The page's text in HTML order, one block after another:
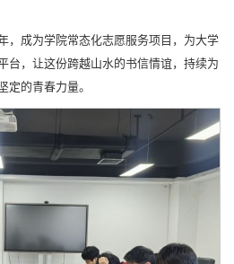
，成为学院常态化志愿服务项目，为大学
台，让这份跨越山水的书信情谊，持续为
定的青春力量。